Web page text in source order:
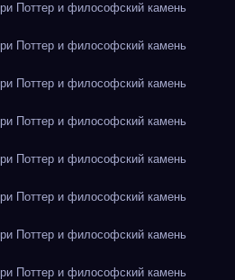
Поттер и философский камень
Поттер и философский камень
Поттер и философский камень
Поттер и философский камень
Поттер и философский камень
Поттер и философский камень
Поттер и философский камень
Поттер и философский камень